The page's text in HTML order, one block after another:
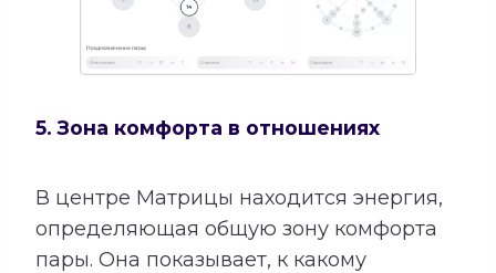
5. Зона комфорта в отношениях
В центре Матрицы находится энергия,
определяющая общую зону комфорта
пары. Она показывает, к какому